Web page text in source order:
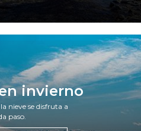
invierno
nieve se disfruta a
paso.